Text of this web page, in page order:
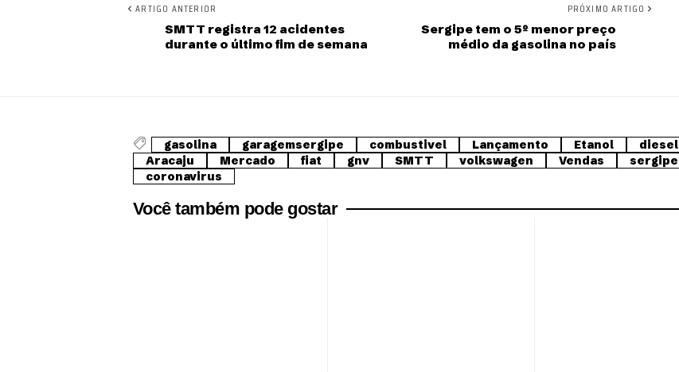
ARTIGO ANTERIOR
SMTT registra 12 acidentes
durante o último fim de semana
PRÓXIMO ARTIGO
Sergipe tem o 5º menor preço
médio da gasolina no país
gasolina garagemsergipe combustivel Lançamento Etanol diesel
Aracaju
Mercado fiat gnv SMTT volkswagen Vendas sergipe
coronavirus
Você também pode gostar